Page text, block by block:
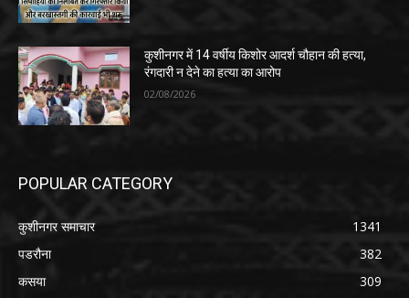
कुशीनगर में 14 वर्षीय किशोर आदर्श चौहान की हत्या,
रंगदारी न देने का हत्या का आरोप
02/08/2026
POPULAR CATEGORY
कुशीनगर समाचार
1341
पडरौना
382
कसया
309